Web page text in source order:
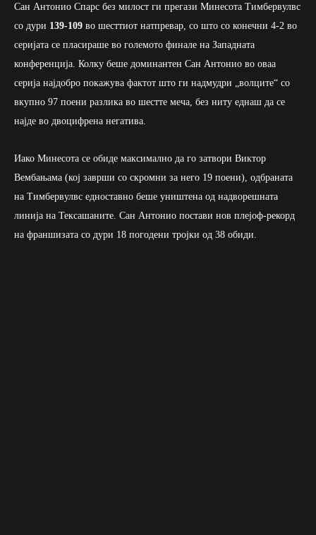
Сан Антонио Спарс без милост ги прегази Минесота Тимбервулвс
со дури 139-109 во шесттиот натпревар, со што со конечни 4-2 во
серијата се пласираше во големото финале на Западната
конференција. Колку беше доминантен Сан Антонио во оваа
серија најдобро покажува фактот што ги надмудри „волците“ со
вкупно 97 поени разлика во шестте меча, без ниту еднаш да се
најде во двоцифрена негатива.
Иако Минесота се обиде максимално да го затвори Виктор
Вембањама (кој заврши со скромни за него 19 поени), одбраната
на Тимбервулвс едноставно беше уништена од надворешната
линија на Тексашаните. Сан Антонио постави нов плејоф-рекорд
на франшизата со дури 18 погодени тројки од 38 обиди.